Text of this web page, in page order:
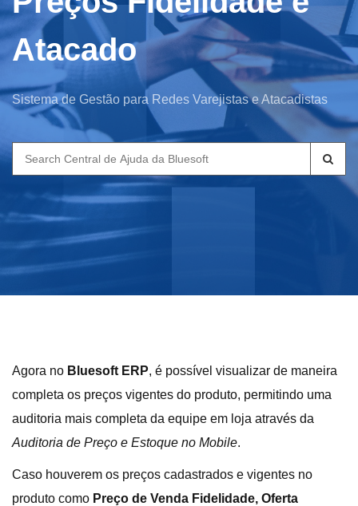
Atacado
Sistema de Gestão para Redes Varejistas e Atacadistas
Search
for:
Agora no Bluesoft ERP, é possível visualizar de maneira
completa os preços vigentes do produto, permitindo uma
auditoria mais completa da equipe em loja através da
Auditoria de Preço e Estoque no Mobile.
Caso houverem os preços cadastrados e vigentes no
produto como Preço de Venda Fidelidade, Oferta